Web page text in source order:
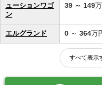
ューションワゴ
ン
39 ～ 149
エルグランド 0 ～ 364万
すべて表示